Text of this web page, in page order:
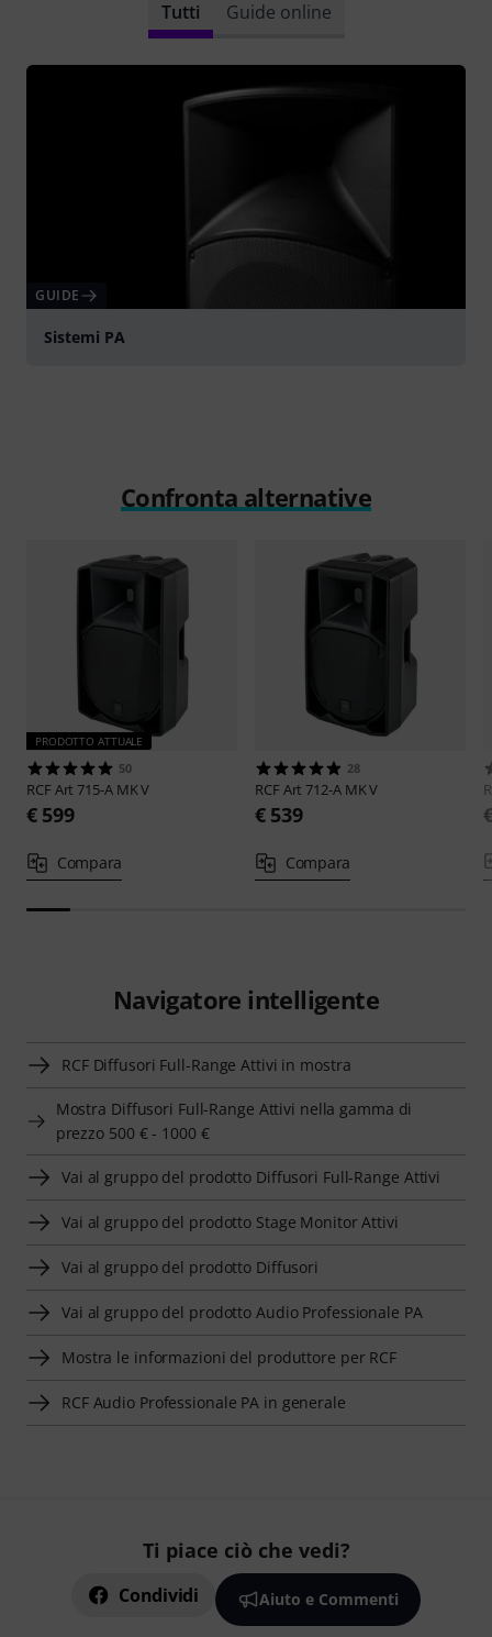
Tutti Guide online
GUIDE
Sistemi PA
Confronta alternative
PRODOTTO ATTUALE
50
RCFArt 715-A MK V
€ 599
Compara
28
RCFArt 712-A MK V
€ 539
Compara
Navigatore intelligente
RCF Diffusori Full-Range Attivi in mostra
Mostra Diffusori Full-Range Attivi nella gamma di
prezzo 500 € - 1000 €
Vai al gruppo del prodotto Diffusori Full-Range Attivi
Vai al gruppo del prodotto Stage Monitor Attivi
Vai al gruppo del prodotto Diffusori
Vai al gruppo del prodotto Audio Professionale PA
Mostra le informazioni del produttore per RCF
RCF Audio Professionale PA in generale
Ti piace ciò che vedi?
Condividi Aiuto e Commenti